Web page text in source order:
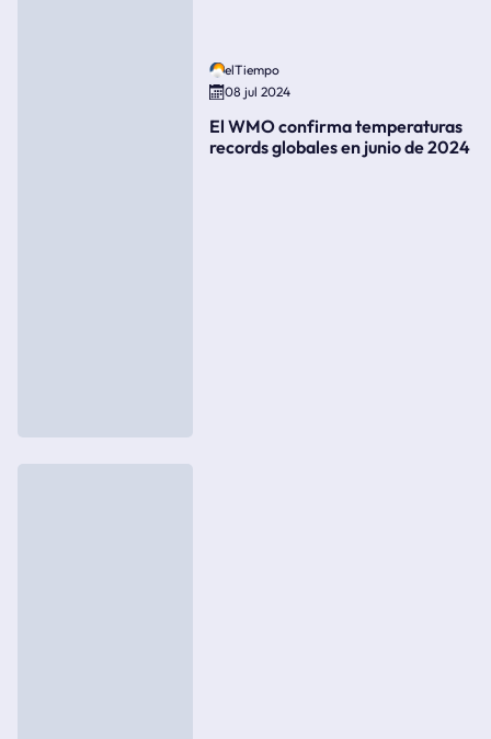
elTiempo
08 jul 2024
El WMO confirma temperaturas
records globales en junio de 2024